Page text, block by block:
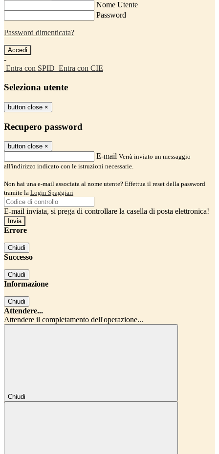
Nome Utente
Password
Password dimenticata?
-
Entra con SPID Entra con CIE
Seleziona utente
button close ×
Recupero password
button close ×
E-mail Verrà inviato un messaggio
all'indirizzo indicato con le istruzioni necessarie.
Non hai una e-mail associata al nome utente? Effettua il reset della password
tramite la Login Spaggiari
E-mail inviata, si prega di controllare la casella di posta elettronica!
Errore
Chiudi
Successo
Chiudi
Informazione
Chiudi
Attendere...
Attendere il completamento dell'operazione...
Chiudi